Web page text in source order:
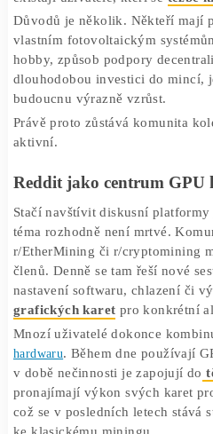
hlavní roli specializovaná
jsou výrazně výkonnější a
karty . Později přišla další
bylo dlouhá léta hlavním
na systém Proof of Stake. To
ziskovosti klasickéhoGPU
Mnozí proto předpovídali
GPU mining stále žije
I v roce 2026 existují
pomocí GPU. Mezi
Ethereum Classic či Ergo.
nedosahuje úrovně z období
existují uživatelé, kteří se
Důvodů je několik. Někteří
vlastním fotovoltaickým
hobby, způsob podpory
dlouhodobou investici do